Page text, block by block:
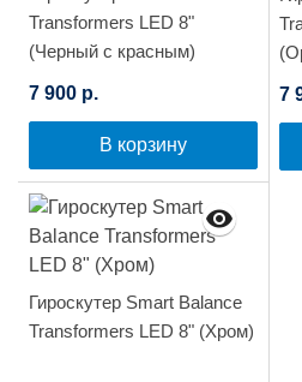
Transformers LED 8"
(Черный с красным)
7 900 р.
В корзину
7
Гироскутер Smart Balance
Transformers LED 8" (Хром)